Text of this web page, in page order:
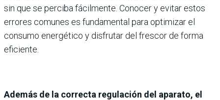
sin que se perciba fácilmente. Conocer y evitar estos
errores comunes es fundamental para optimizar el
consumo energético y disfrutar del frescor de forma
eficiente.
Además de la correcta regulación del aparato, el